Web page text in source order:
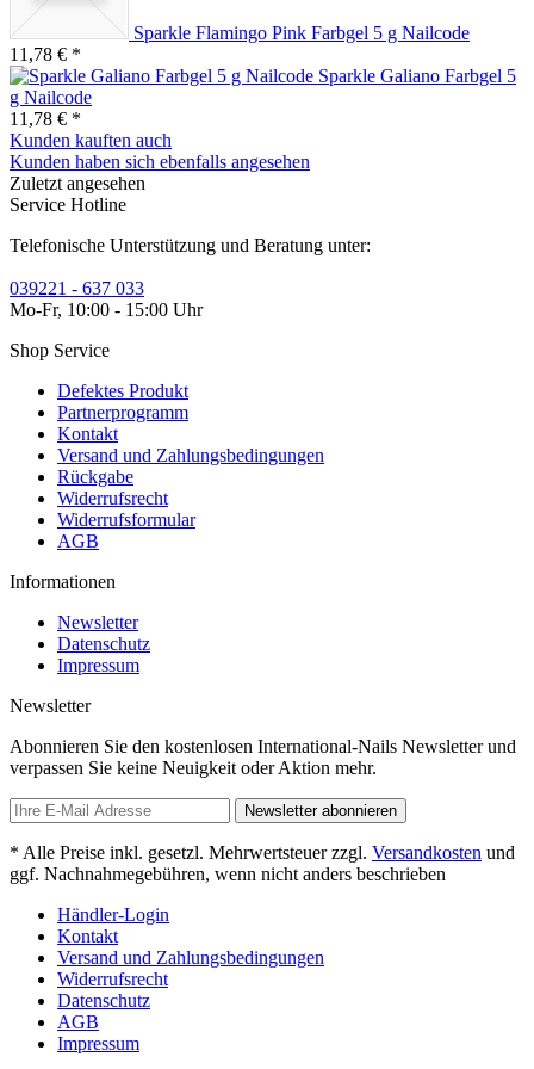
Sparkle Flamingo Pink Farbgel 5 g Nailcode
11,78 € *
Sparkle Galiano Farbgel 5
g Nailcode
11,78 € *
Kunden kauften auch
Kunden haben sich ebenfalls angesehen
Zuletzt angesehen
Service Hotline
Telefonische Unterstützung und Beratung unter:
039221 - 637 033
Mo-Fr, 10:00 - 15:00 Uhr
Shop Service
Defektes Produkt
Partnerprogramm
Kontakt
Versand und Zahlungsbedingungen
Rückgabe
Widerrufsrecht
Widerrufsformular
AGB
Informationen
Newsletter
Datenschutz
Impressum
Newsletter
Abonnieren Sie den kostenlosen International-Nails Newsletter und
verpassen Sie keine Neuigkeit oder Aktion mehr.
Newsletter abonnieren
* Alle Preise inkl. gesetzl. Mehrwertsteuer zzgl. Versandkosten und
ggf. Nachnahmegebühren, wenn nicht anders beschrieben
Händler-Login
Kontakt
Versand und Zahlungsbedingungen
Widerrufsrecht
Datenschutz
AGB
Impressum